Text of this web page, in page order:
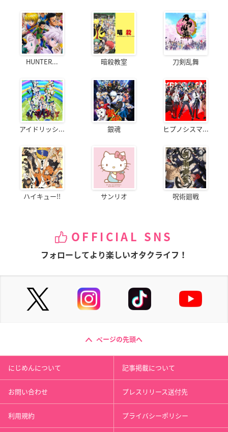
HUNTER... 暗殺教室 刀剣乱舞
アイドリッシ... 銀魂 ヒプノシスマ...
ハイキュー!! サンリオ 呪術廻戦
OFFICIAL SNS
フォローしてより楽しいオタクライフ！
ページの先頭へ
にじめんについて 記事掲載について
お問い合わせ プレスリリース送付先
利用規約 プライバシーポリシー